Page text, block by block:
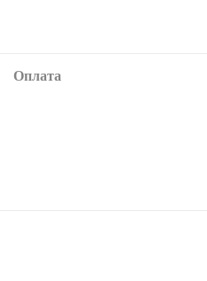
Оплата